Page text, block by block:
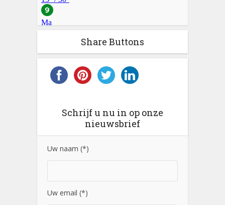
Share Buttons
Schrijf u nu in op onze
nieuwsbrief
Uw naam (*)
Uw email (*)